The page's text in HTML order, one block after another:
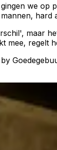
we
maar
mee, regelt